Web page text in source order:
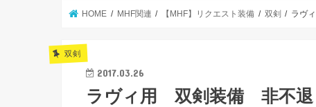
HOME MHF関連 【MHF】リクエスト装備 双剣 ラヴ
双剣
2017.03.26
ラヴィ用 双剣装備 非不